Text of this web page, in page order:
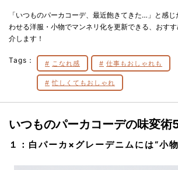
「いつものパーカコーデ、最近飽きてきた…」と感
わせる洋服・小物でマンネリ化を更新できる、おす
介します！
Tags： こなれ感 仕事もおしゃれも
忙しくてもおしゃれ
いつものパーカコーデの味変術
１：白パーカ×グレーデニムには“小